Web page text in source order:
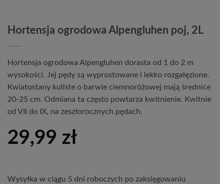
Hortensja ogrodowa Alpengluhen poj, 2L
Hortensja ogrodowa Alpengluhen dorasta od 1 do 2 m
wysokości. Jej pędy są wyprostowane i lekko rozgałęzione.
Kwiatostany kuliste o barwie ciemnoróżowej mają średnice
20-25 cm. Odmiana ta często powtarza kwitnienie. Kwitnie
od VII do IX, na zeszłorocznych pędach.
29,99 zł
Wysyłka w ciągu 5 dni roboczych po zaksięgowaniu